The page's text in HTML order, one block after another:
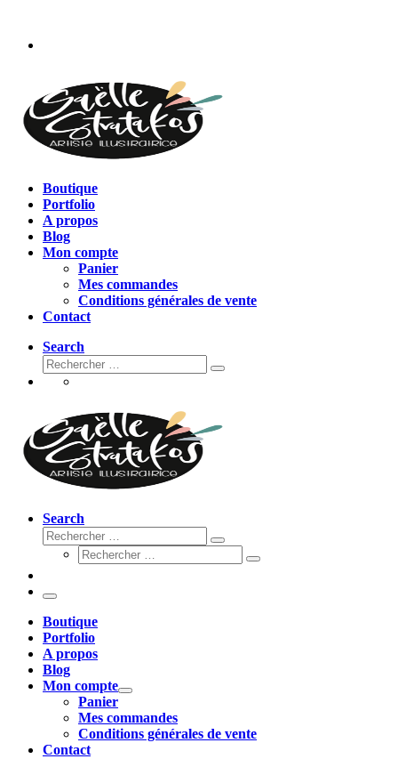
contenu
Boutique
Portfolio
A propos
Blog
Mon compte
Panier
Mes commandes
Conditions générales de vente
Contact
Search
Rechercher
Rechercher
Search
Rechercher
Rechercher
Rechercher
Rechercher
Menu
Boutique
Portfolio
A propos
Blog
Mon compte
Panier
Mes commandes
Conditions générales de vente
Contact